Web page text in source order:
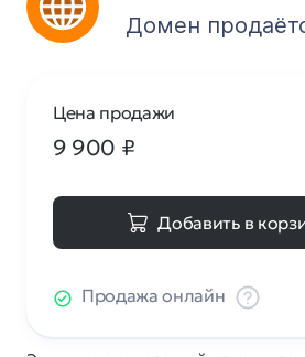
Домен
Цена продажи
9 900 ₽
Добавить в
Продажа онлайн